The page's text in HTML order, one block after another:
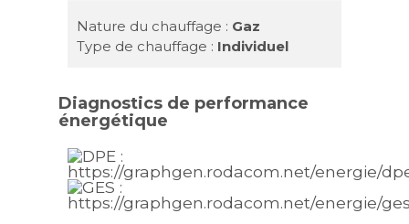
Nature du chauffage : Gaz
Type de chauffage : Individuel
Diagnostics de performance
énergétique